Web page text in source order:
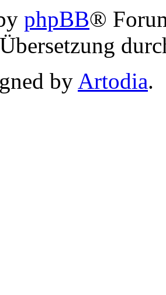
phpBB®
by Artodia.